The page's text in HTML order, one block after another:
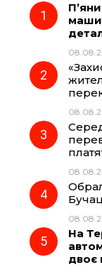
e
o
k
На
двоє